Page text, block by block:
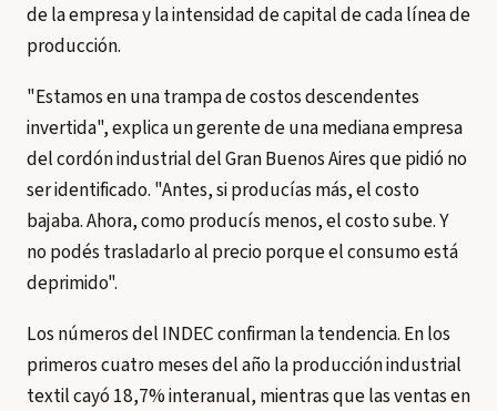
de la empresa y la intensidad de capital de cada línea de
producción.
"Estamos en una trampa de costos descendentes
invertida", explica un gerente de una mediana empresa
del cordón industrial del Gran Buenos Aires que pidió no
ser identificado. "Antes, si producías más, el costo
bajaba. Ahora, como producís menos, el costo sube. Y
no podés trasladarlo al precio porque el consumo está
deprimido".
Los números del INDEC confirman la tendencia. En los
primeros cuatro meses del año la producción industrial
textil cayó 18,7% interanual, mientras que las ventas en